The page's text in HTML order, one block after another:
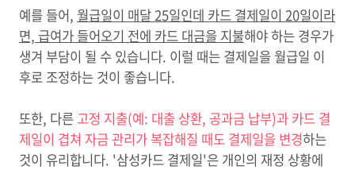
예를 들어, 월급일이 매달 25일인데 카드 결제일이 20일이라
면, 급여가 들어오기 전에 카드 대금을 지불해야 하는 경우가
생겨 부담이 될 수 있습니다. 이럴 때는 결제일을 월급일 이
후로 조정하는 것이 좋습니다.
또한, 다른 고정 지출(예: 대출 상환, 공과금 납부)과 카드 결
제일이 겹쳐 자금 관리가 복잡해질 때도 결제일을 변경하는
것이 유리합니다. '삼성카드 결제일'은 개인의 재정 상황에